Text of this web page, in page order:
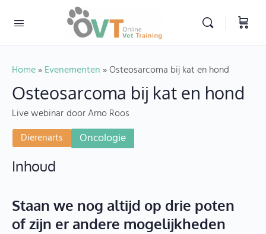
Home»Evenementen»Osteosarcoma bij kat en hond
Osteosarcoma bij kat en hond
Live webinardoor Arno Roos
Dierenarts
Oncologie
Inhoud
Staan we nog altijd op drie poten
of zijn er andere mogelijkheden